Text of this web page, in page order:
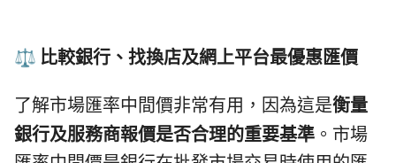
⚖️ 比較銀行、找換店及網上平台最優惠匯價
了解市場匯率中間價非常有用，因為這是衡量
銀行及服務商報價是否合理的重要基準 。市場